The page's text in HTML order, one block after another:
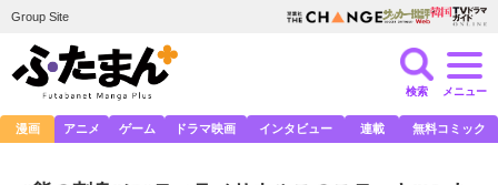
Group Site
検索 メニュー
漫画 アニメ ゲーム ドラマ映画 インタビュー 連載 無料コミック